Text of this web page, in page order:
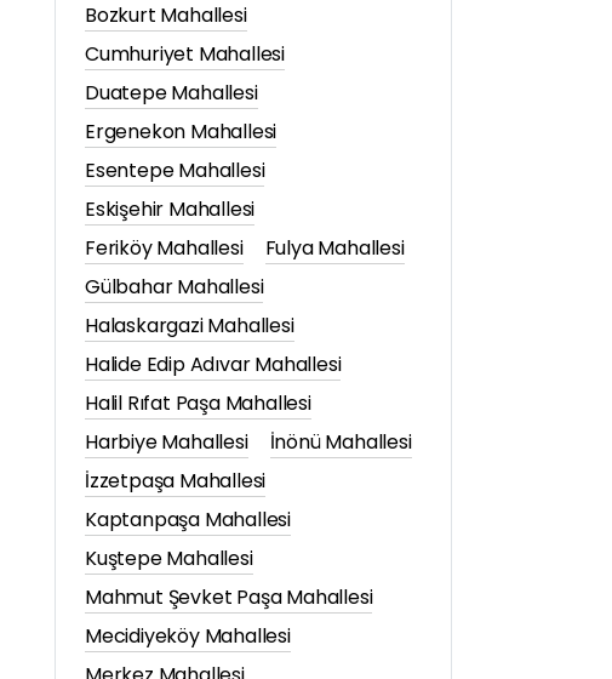
Bozkurt Mahallesi
Cumhuriyet Mahallesi
Duatepe Mahallesi
Ergenekon Mahallesi
Esentepe Mahallesi
Eskişehir Mahallesi
Feriköy Mahallesi
Fulya Mahallesi
Gülbahar Mahallesi
Halaskargazi Mahallesi
Halide Edip Adıvar Mahallesi
Halil Rıfat Paşa Mahallesi
Harbiye Mahallesi
İnönü Mahallesi
İzzetpaşa Mahallesi
Kaptanpaşa Mahallesi
Kuştepe Mahallesi
Mahmut Şevket Paşa Mahallesi
Mecidiyeköy Mahallesi